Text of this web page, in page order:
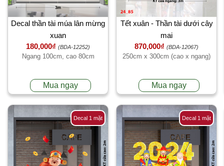
Decal thần tài múa lân mừng
xuan
180,000₫ (BDA-12252)
Ngang 100cm, cao 80cm
Mua ngay
Tết xuân - Thần tài dưới cây
mai
870,000₫ (BDA-12067)
250cm x 300cm (cao x ngang)
Mua ngay
Decal 1 mặt Decal 1 mặt